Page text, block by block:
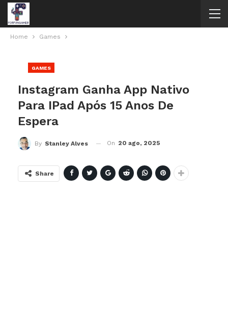
Home Games
GAMES
Instagram Ganha App Nativo
Para IPad Após 15 Anos De
Espera
By Stanley Alves On 20 ago, 2025
Share